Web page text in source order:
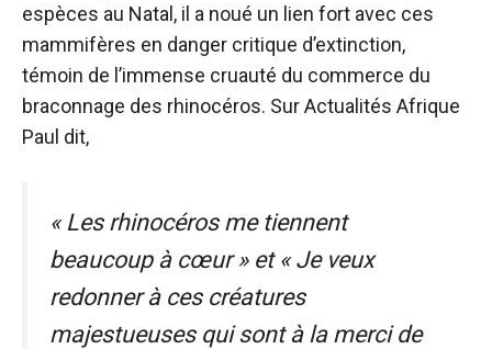
espèces au Natal, il a noué un lien fort avec ces
mammifères en danger critique d’extinction,
témoin de l’immense cruauté du commerce du
braconnage des rhinocéros. SurActualités Afrique
Paul dit,
« Les rhinocéros me tiennent
beaucoup à cœur » et « Je veux
redonner à ces créatures
majestueuses qui sont à la merci de